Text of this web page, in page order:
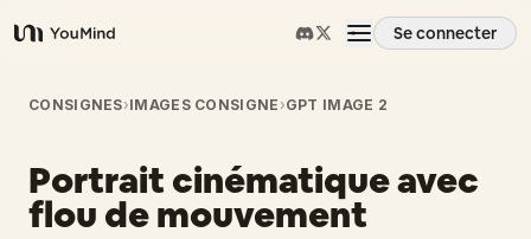
YouMind
Se connecter
Aperçu
Cas d'usage
CONSIGNES›IMAGES CONSIGNE ›GPT IMAGE 2
Portrait cinématique avec
flou de mouvement